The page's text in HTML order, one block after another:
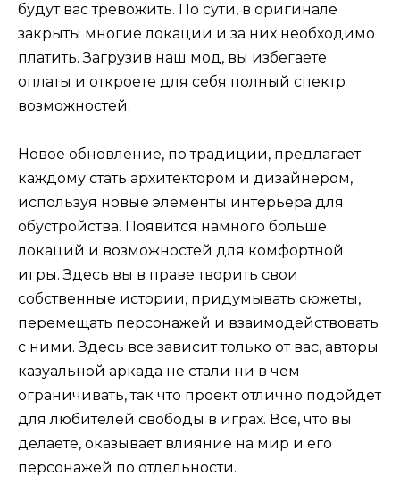
будут вас тревожить. По сути, в оригинале
закрыты многие локации и за них необходимо
платить. Загрузив наш мод, вы избегаете
оплаты и откроете для себя полный спектр
возможностей.
Новое обновление, по традиции, предлагает
каждому стать архитектором и дизайнером,
используя новые элементы интерьера для
обустройства. Появится намного больше
локаций и возможностей для комфортной
игры. Здесь вы в праве творить свои
собственные истории, придумывать сюжеты,
перемещать персонажей и взаимодействовать
с ними. Здесь все зависит только от вас, авторы
казуальной аркада не стали ни в чем
ограничивать, так что проект отлично подойдет
для любителей свободы в играх. Все, что вы
делаете, оказывает влияние на мир и его
персонажей по отдельности.